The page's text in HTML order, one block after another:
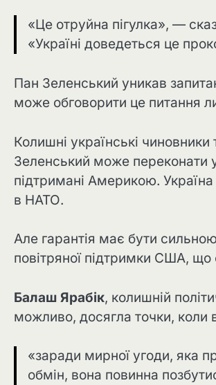
«Це отруйна пігулка», —
«Україні доведеться це
Пан Зеленський уникав
може обговорити це питання
Колишні українські
Зеленський може переконати
підтримані Америкою.
в НАТО.
Але гарантія має бути
повітряної підтримки США, що
Балаш Ярабік, колишній
можливо, досягла точки, коли
«заради мирної угоди, яка
обмін, вона повинна